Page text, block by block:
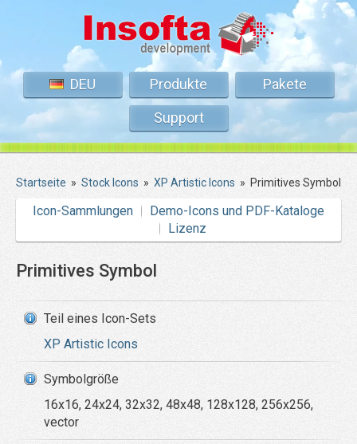
DEU Produkte
Pakete
Support
Startseite » Stock Icons » XP Artistic Icons » Primitives Symbol
Icon-Sammlungen
Demo-Icons und PDF-Kataloge
Lizenz
Primitives Symbol
Teil eines Icon-Sets
XP Artistic Icons
Symbolgröße
16x16, 24x24, 32x32, 48x48, 128x128, 256x256,
vector